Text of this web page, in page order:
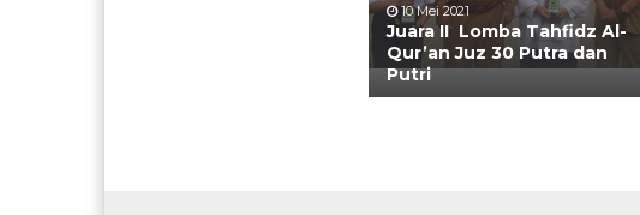
10 Mei 2021
Juara II Lomba Tahfidz Al-
Qur’an Juz 30 Putra dan
Putri